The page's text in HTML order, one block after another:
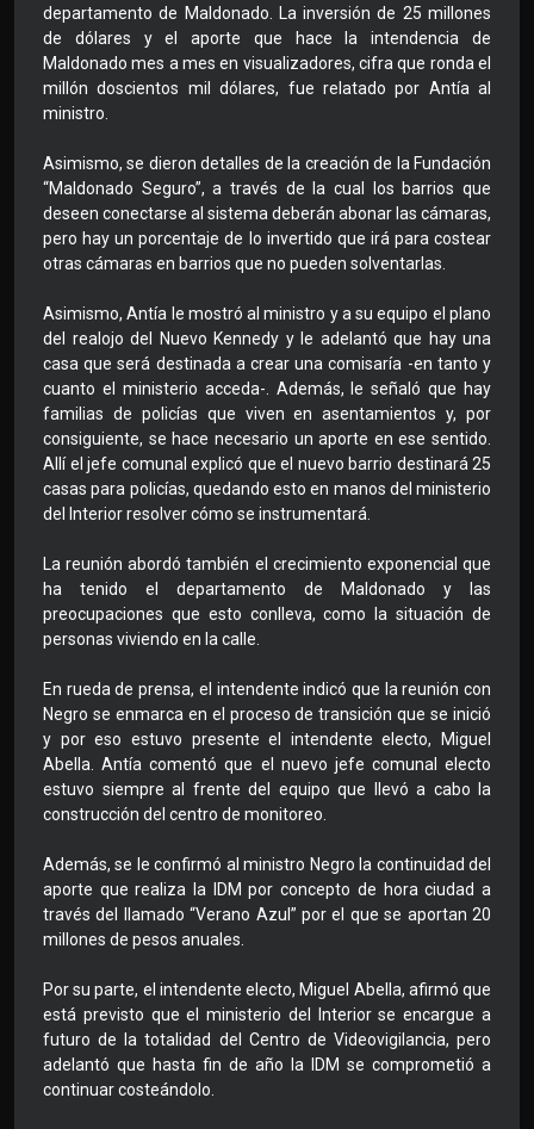
departamento de Maldonado. La inversión de 25 millones
de dólares y el aporte que hace la intendencia de
Maldonado mes a mes en visualizadores, cifra que ronda el
millón doscientos mil dólares, fue relatado por Antía al
ministro.
Asimismo, se dieron detalles de la creación de la Fundación
“Maldonado Seguro”, a través de la cual los barrios que
deseen conectarse al sistema deberán abonar las cámaras,
pero hay un porcentaje de lo invertido que irá para costear
otras cámaras en barrios que no pueden solventarlas.
Asimismo, Antía le mostró al ministro y a su equipo el plano
del realojo del Nuevo Kennedy y le adelantó que hay una
casa que será destinada a crear una comisaría -en tanto y
cuanto el ministerio acceda-. Además, le señaló que hay
familias de policías que viven en asentamientos y, por
consiguiente, se hace necesario un aporte en ese sentido.
Allí el jefe comunal explicó que el nuevo barrio destinará 25
casas para policías, quedando esto en manos del ministerio
del Interior resolver cómo se instrumentará.
La reunión abordó también el crecimiento exponencial que
ha tenido el departamento de Maldonado y las
preocupaciones que esto conlleva, como la situación de
personas viviendo en la calle.
En rueda de prensa, el intendente indicó que la reunión con
Negro se enmarca en el proceso de transición que se inició
y por eso estuvo presente el intendente electo, Miguel
Abella. Antía comentó que el nuevo jefe comunal electo
estuvo siempre al frente del equipo que llevó a cabo la
construcción del centro de monitoreo.
Además, se le confirmó al ministro Negro la continuidad del
aporte que realiza la IDM por concepto de hora ciudad a
través del llamado “Verano Azul” por el que se aportan 20
millones de pesos anuales.
Por su parte, el intendente electo, Miguel Abella, afirmó que
está previsto que el ministerio del Interior se encargue a
futuro de la totalidad del Centro de Videovigilancia, pero
adelantó que hasta fin de año la IDM se comprometió a
continuar costeándolo.